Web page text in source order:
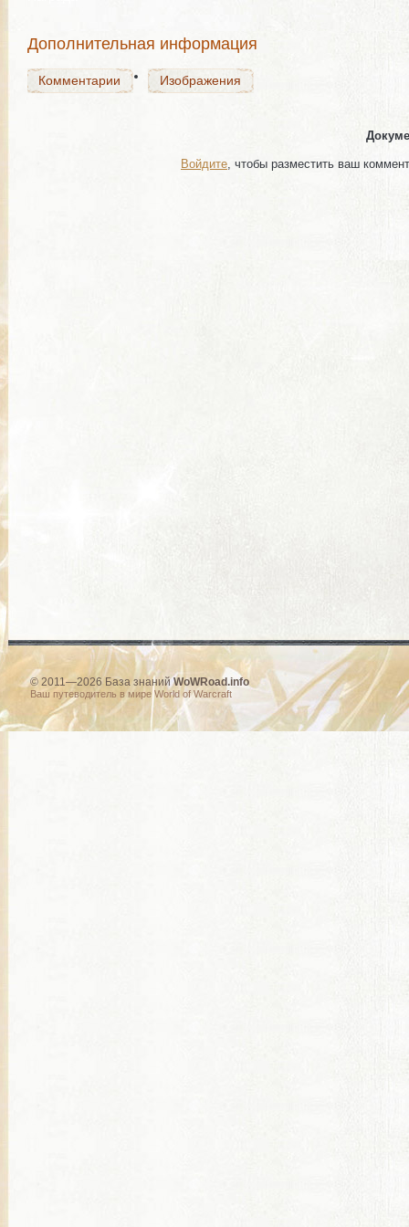
Дополнительная информация
Комментарии Изображения
Войдите , чтобы разместить ваш
© 2011—2026 База знанийWoWRoad.info
Ваш путеводитель в мире World of Warcraft